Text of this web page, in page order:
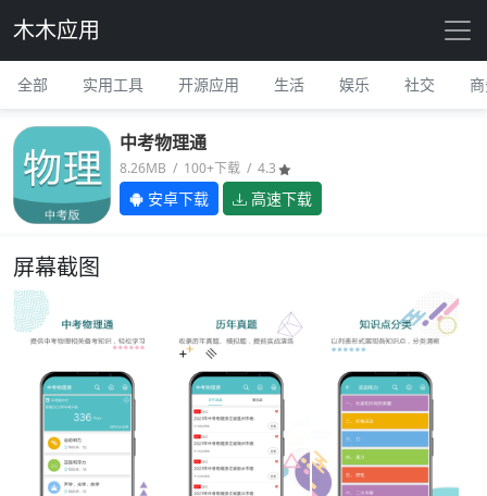
木木应用
全部 实用工具 开源应用 生活 娱乐 社交
中考物理通
8.26MB / 100+下载 / 4.3
安卓下载 高速下载
屏幕截图